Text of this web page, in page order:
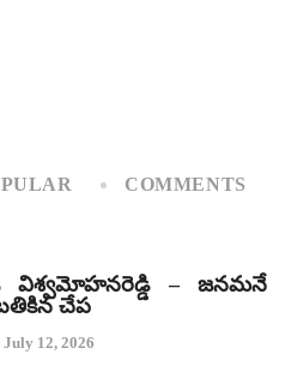
COMMENTS
విశ్వమోహనరెడ్డి – జనమనే
చేప
July 12, 2026